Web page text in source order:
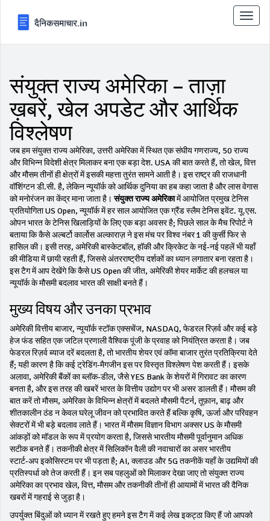
टॉगल
से
संयुक्त राज्य अमेरिका – ताज़ा
ख़बरें, खेल अपडेट और आर्थिक
विश्लेषण
जब हमसंयुक्त राज्य अमेरिका, उत्तरी अमेरिका में स्थित एक संघीय गणराज्य, 50 राज्य
और विभिन्न विदेशी क्षेत्र मिलाकर बना एक बड़ा देश. USA की बात करते हैं, तो खेल, वित्त
और मौसम तीनों ही क्षेत्रों में इसकी महत्ता तुरंत सामने आती है। इस राष्ट्र की राजधानी
वॉशिंग्टन डी.सी. है, लेकिन न्यूयॉर्क को आर्थिक दुनिया का हब कहा जाता है और लास वेगास
को मनोरंजन का केंद्र माना जाता है।संयुक्त राज्य अमेरिकामें आयोजित प्रमुख टेनिस
प्रतियोगिताUS Open, न्यूयॉर्क में हर साल आयोजित एक ग्रैंड स्लैम टेनिस इवेंट. यू.एस.
ओपनभारत के टेनिस खिलाड़ियों के लिए एक बड़ा अवसर है; पिछले साल के मैच रिपोर्ट ने
बताया कि कैसे अल्बर्टो कार्लोस अल्काराज़ ने इस मंच पर विश्व नंबर 1 की कुर्सी फिर से
हासिल की। इसी तरह, अमेरिकी बास्केटबॉल, हॉकी और क्रिकेट के नई‑नई पहलें भी यहाँ
की मीडिया में छायी रहती हैं, जिससे अंतरराष्ट्रीय दर्शकों का ध्यान लगातार बना रहता है।
इस टैग में आप देखेंगे कि कैसे US Open की जीत, अमेरिकी शेयर मार्केट की हलचल या
न्यूयॉर्क के मौसमी बदलाव भारत की साक्षी बनते हैं।
मुख्य विषय और उनका प्रभाव
अमेरिकीवित्तीय बाजार, न्यूयॉर्क स्टॉक एक्सचेंज, NASDAQ, फेडरल रिज़र्व और कई बड़े
हेज फंड सहित एक जटिल प्रणालीवैश्विक पूंजी के प्रवाह को नियंत्रित करता है। जब
फेडरल रिज़र्व ब्याज दरें बदलता है, तो भारतीय शेयर एवं कॉमा बाजार तुरंत प्रतिक्रिया देते
हैं; यही कारण है कि कई ट्रेडिंग‑मैगजीन इस पर विस्तृत विश्लेषण पेश करती हैं। इसके
अलावा, अमेरिकी बैंकों का ब्लॉक‑डील, जैसे YES Bank के शेयरों में गिरावट का कारण
बनता है, और इस तरह की खबरें भारत के वित्तीय उद्योग पर भी असर डालती हैं। मौसम की
बात करें तोमौसम, अमेरिका के विभिन्न क्षेत्रों में बदलते मौसमी पैटर्न, तूफ़ान, बाढ़ और
शीतकालीन ठंडन केवल घरेलू जीवन को प्रभावित करते हैं बल्कि कृषि, ऊर्जा और परिवहन
सेक्टरों में भी बड़े बदलाव लाते हैं। भारत में मौसम विज्ञान विभाग अक्सर US के मौसमी
आंकड़ों को मॉडल के रूप में प्रयोग करता है, जिससे भारतीय मौसमी पूर्वानुमान अधिक
सटीक बनते हैं। तकनीकी क्षेत्र में सिलिकॉन वैली की नवाचारों का असर भारतीय
स्टार्ट‑अप इकोसिस्टम पर भी पड़ता है; AI, क्लाउड और 5G तकनीकें यहाँ के उद्यमियों की
प्रतिस्पर्धा को तेज करती हैं। इन सब पहलुओं को मिलाकर देखा जाए तो संयुक्त राज्य
अमेरिका का प्रभाव खेल, वित्त, मौसम और तकनीकी तीनों ही आयामों में भारत की दैनिक
खबरों में गहराई से जुड़ा है।
उपर्युक्त बिंदुओं को ध्यान में रखते हुए हमने इस टैग में कई लेख इकट्ठा किए हैं जो आपको